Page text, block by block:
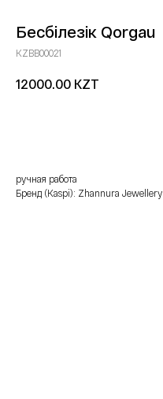
Бесбілезік Qorgau
KZBB00021
12000.00 KZT
ручная работа
Бренд (Kaspi): Zhannura Jewellery